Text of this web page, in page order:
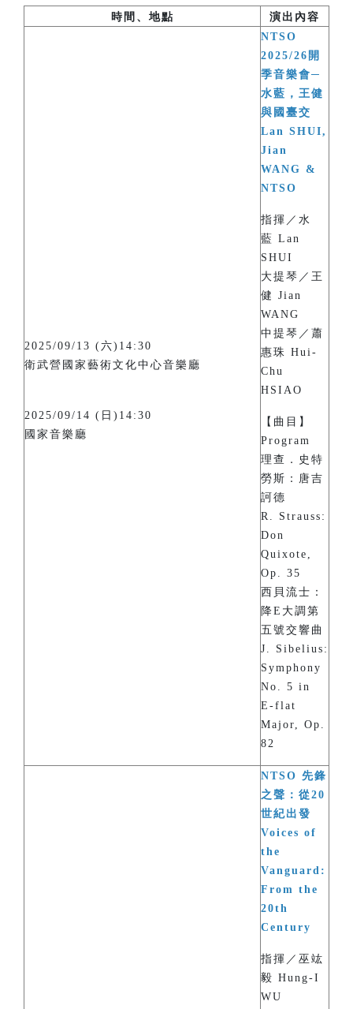
時間、地點 演出內容
2025/09/13 (六)14:30
衛武營國家藝術文化中心音樂廳
2025/09/14 (日)14:30
國家音樂廳
NTSO
2025/26開
季音樂會─
水藍，王健
與國臺交
Lan SHUI,
Jian
WANG &
NTSO
指揮／水
藍 Lan
SHUI
大提琴／王
健 Jian
WANG
中提琴／蕭
惠珠 Hui-
Chu
HSIAO
【曲目】
Program
理查．史特
勞斯：唐吉
訶德
R. Strauss:
Don
Quixote,
Op. 35
西貝流士：
降E大調第
五號交響曲
J. Sibelius:
Symphony
No. 5 in
E-flat
Major, Op.
82
NTSO 先鋒
之聲：從20
世紀出發
Voices of
the
Vanguard:
From the
20th
Century
指揮／巫竑
毅 Hung-I
WU